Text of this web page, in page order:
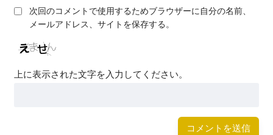
次回のコメントで使用するためブラウザーに自分の名前、
メールアドレス、サイトを保存する。
上に表示された文字を入力してください。